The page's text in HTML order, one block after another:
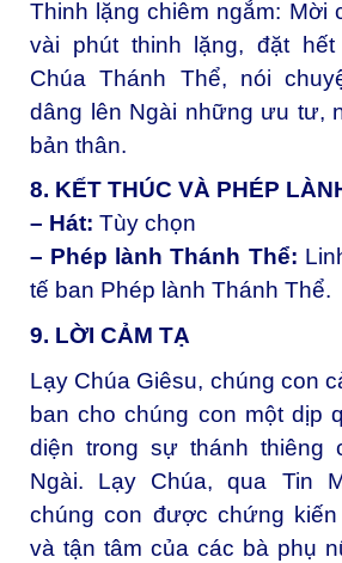
Thinh lặng chiêm ngắm: Mời
vài phút thinh lặng, đặt
Chúa Thánh Thể, nói
dâng lên Ngài những ưu tư,
bản thân.
8. KẾT THÚC VÀ PHÉP
– Hát: Tùy chọn
– Phép lành Thánh Thể:
tế ban Phép lành Thánh Thể.
9. LỜI CẢM TẠ
Lạy Chúa Giêsu, chúng con
ban cho chúng con một dịp
diện trong sự thánh thiêng
Ngài. Lạy Chúa, qua Tin
chúng con được chứng
và tận tâm của các bà phụ